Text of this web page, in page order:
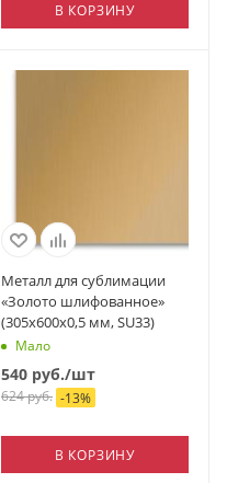
В КОРЗИНУ
Металл для сублимации
«Золото шлифованное»
(305х600х0,5 мм, SU33)
Мало
540 руб./шт
624руб. -13%
В КОРЗИНУ